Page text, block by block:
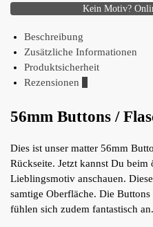
Kein Motiv?
Beschreibung
Zusätzliche Informationen
Produktsicherheit
Rezensionen
56mm Buttons /
Dies ist unser matter 56mm
Rückseite. Jetzt kannst Du
Lieblingsmotiv anschauen.
samtige Oberfläche. Die
fühlen sich zudem fantastisch an.